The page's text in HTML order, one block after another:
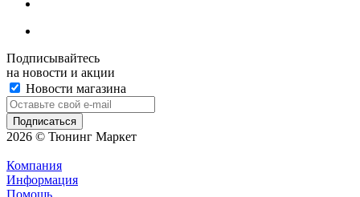
Подписывайтесь
на новости и акции
Новости магазина
2026 © Тюнинг Маркет
Компания
Информация
Помощь